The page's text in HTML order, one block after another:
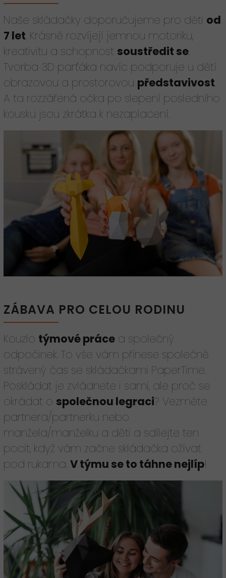
Naše skládačky doporučujeme pro děti od
7 let. Krásně rozvíjejí jemnou motoriku,
kreativitu a schopnost soustředit se.
Tvorba 3D parťáka navíc podporuje u dětí
obrazovou a prostorovou představivost.
A ta rozzářená očka po slepení posledního
kousku jsou zkrátka k nezaplacení.
ZÁBAVA PRO CELOU RODINU
Kouzlo týmové práce a společný
odpočinek. To vše vám přinese společně
strávený čas se skládačkami PaperTime.
Poskládat je zvládnete i sami, ale proč se
okrádat o společnou legraci? Vezměte
partnera/partnerku nebo
manžela/manželku a děti a sdílejte ten
pocit, když vám začne skládačka ožívat
pod rukama. V týmu se to táhne nejlíp!